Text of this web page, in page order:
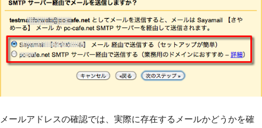
メールアドレスの確認では、実際に存在するメールかどうかを確